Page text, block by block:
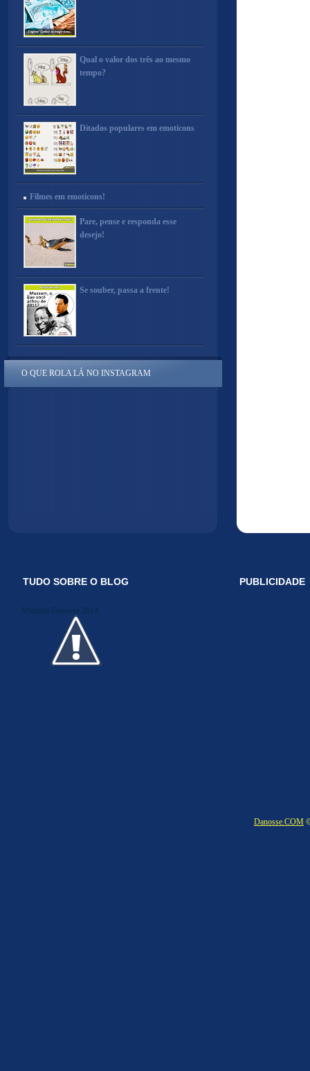
Qual o valor dos três ao mesmo
tempo?
Ditados populares em emoticons
Filmes em emoticons!
Pare, pense e responda esse
desejo!
Se souber, passa a frente!
O QUE ROLA LÁ NO INSTAGRAM
TUDO SOBRE O BLOG
Midiakit Danosse 2014
PUBLICIDADE
Danosse.COM